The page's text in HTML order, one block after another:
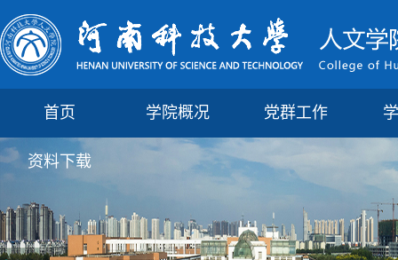
首页 学院概况 党群工作
资料下载